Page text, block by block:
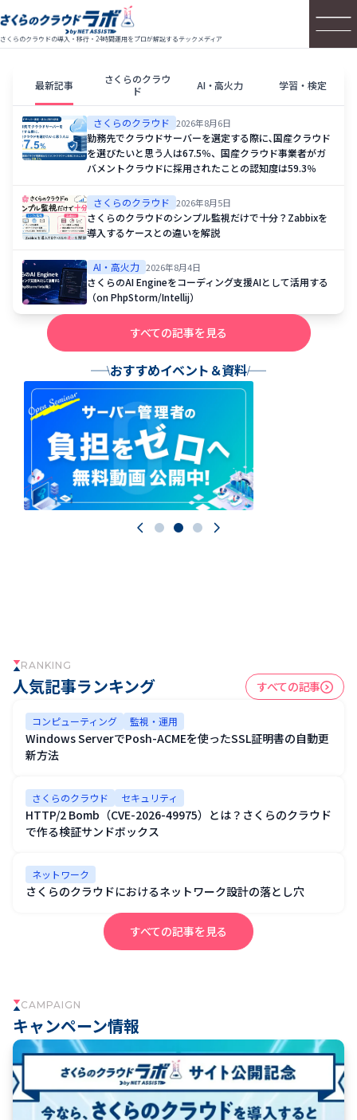
さくらのクラウドの導入・移行・24時間運用をプロが解説するテックメディア
最新記事
さくらのクラウ
ド
AI・高火力 学習・検定
さくらのクラウド 2026年8月6日
勤務先でクラウドサーバーを選定する際に､国産クラウド
を選びたいと思う人は67.5％、国産クラウド事業者がガ
バメントクラウドに採用されたことの認知度は59.3％
さくらのクラウド 2026年8月5日
さくらのクラウドのシンプル監視だけで十分？Zabbixを
導入するケースとの違いを解説
AI・高火力 2026年8月4日
さくらのAI Engineをコーディング支援AIとして活用する
（on PhpStorm/Intellij）
すべての記事を見る
おすすめイベント＆資料
RANKING
人気記事ランキング すべての記事
コンピューティング 監視・運用
Windows ServerでPosh-ACMEを使ったSSL証明書の自動更
新方法
さくらのクラウド セキュリティ
HTTP/2 Bomb（CVE-2026-49975）とは？さくらのクラウド
で作る検証サンドボックス
ネットワーク
さくらのクラウドにおけるネットワーク設計の落とし穴
すべての記事を見る
CAMPAIGN
キャンペーン情報